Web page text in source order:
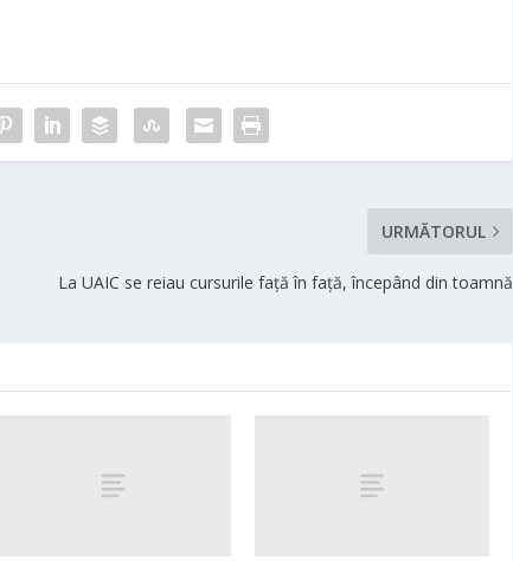
URMĂTORUL
La UAIC se reiau cursurile faţă în faţă, începând din toamnă